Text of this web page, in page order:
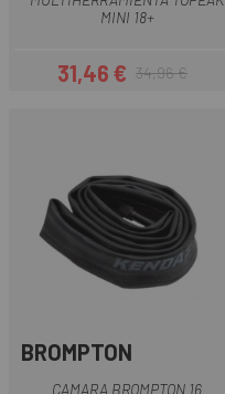
MINI 18+
Precio
31,46 €Precio regular
34,96 €
BROMPTON
CAMARA BROMPTON 16